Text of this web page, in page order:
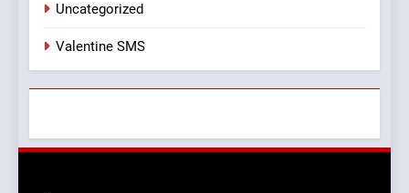
Uncategorized
Valentine SMS